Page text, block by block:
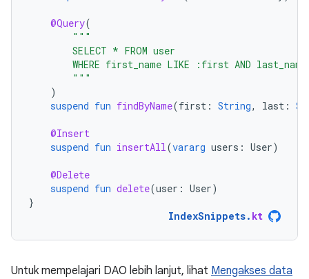
@Query(
"""
        SELECT * FROM user
WHERE first_name LIKE :first AND
        """
)
suspend fun findByName(first : String, last :
@Insert
suspend fun insertAll (vararg users : User)
@Delete
suspend fun delete(user : User)
}
IndexSnippets. kt
Untuk mempelajari DAO lebih lanjut, lihat Mengakses data